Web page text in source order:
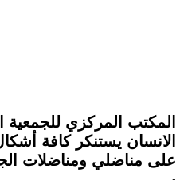
المكتب المركزي للجمعية
الانسان يستنكر كافة
على مناضلي ومناضلات